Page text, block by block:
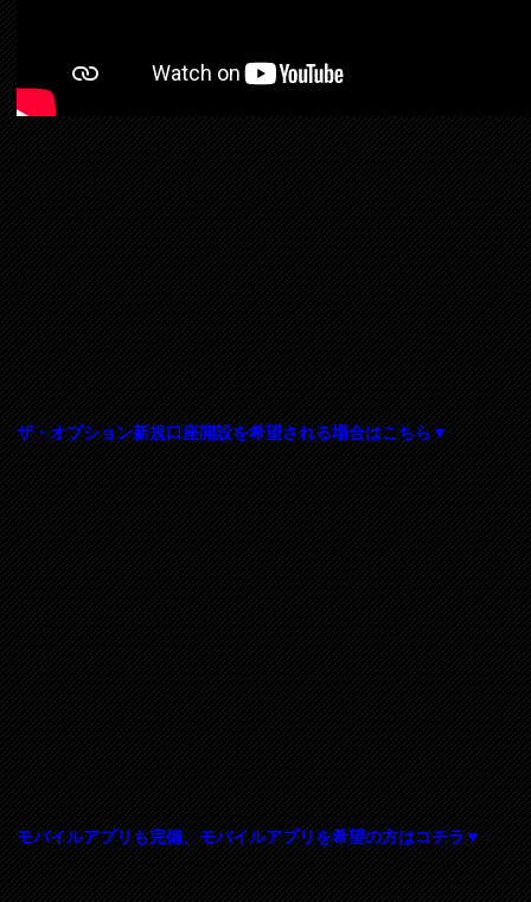
ザ・オプション新規口座開設を希望される場合はこちら▼
モバイルアプリも完備、モバイルアプリを希望の方はコチラ▼